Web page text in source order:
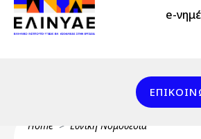
Skip to main content
Header Top 2 e-
Header Top
Επικοινωνία
Breadcrumb
Home Εθνική Νομοθεσία